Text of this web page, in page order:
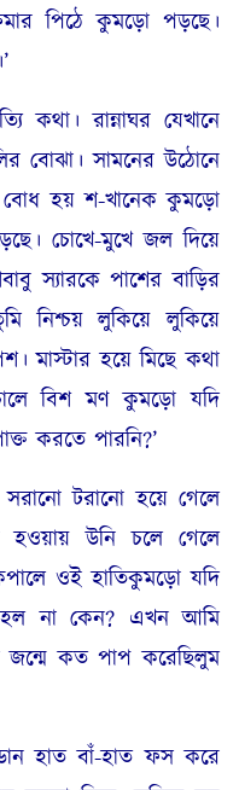
পিঠে কুমড়ো পড়ছে।
রান্নাঘর যেখানে
বোঝা। সামনের উঠোনে
বোধ হয় শ-খানেক কুমড়ো
চোখে-মুখে জল দিয়ে
স্যারকে পাশের বাড়ির
নিশ্চয় লুকিয়ে লুকিয়ে
মাস্টার হয়ে মিছে কথা
বিশ মণ কুমড়ো যদি
করতে পারনি?’
টরানো হয়ে গেলে
উনি চলে গেলে
ওই হাতিকুমড়ো যদি
না কেন? এখন আমি
জন্মে কত পাপ করেছিলুম
বাঁ-হাত ফস করে